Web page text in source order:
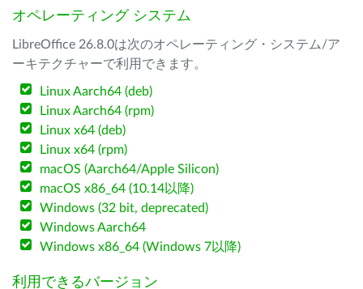
オペレーティング システム
LibreOffice 26.8.0は次のオペレーティング・システム/ア
ーキテクチャーで利用できます。
Linux Aarch64 (deb)
Linux Aarch64 (rpm)
Linux x64 (deb)
Linux x64 (rpm)
macOS (Aarch64/Apple Silicon)
macOS x86_64 (10.14以降)
Windows (32 bit, deprecated)
Windows Aarch64
Windows x86_64 (Windows 7以降)
利用できるバージョン